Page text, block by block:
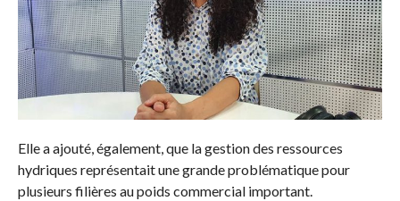
Elle a ajouté, également, que la gestion des ressources
hydriques représentait une grande problématique pour
plusieurs filières au poids commercial important.